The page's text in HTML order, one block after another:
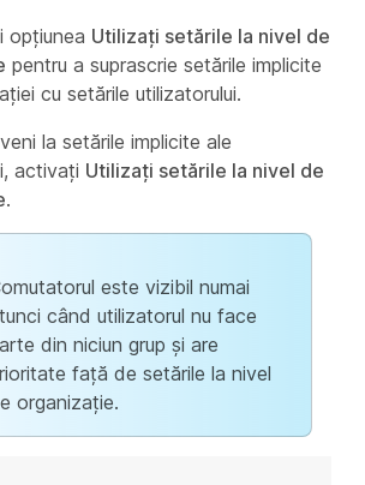
opțiunea Utilizați setările la nivel de
pentru a suprascrie setările implicite
cu setările utilizatorului.
la setările implicite ale
activați Utilizați setările la nivel de
.
este vizibil numai
când utilizatorul nu face
din niciun grup și are
față de setările la nivel
organizație.